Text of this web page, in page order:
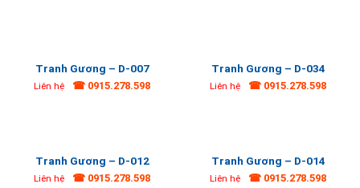
Tranh Gương – D-007
Liên hệ ☎ 0915.278.598
Tranh Gương – D-034
Liên hệ ☎ 0915.278.598
Tranh Gương – D-012
Liên hệ ☎ 0915.278.598
Tranh Gương – D-014
Liên hệ ☎ 0915.278.598